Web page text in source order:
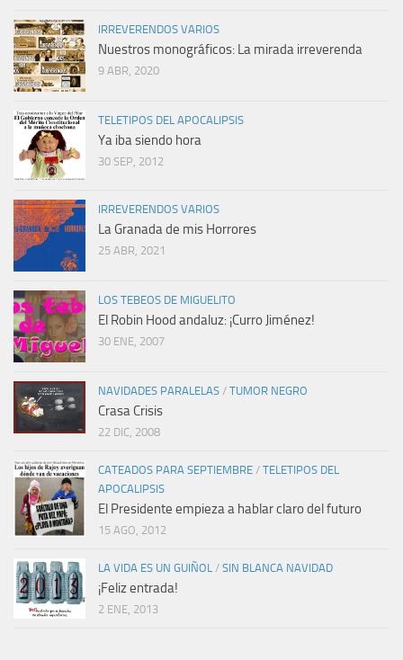
IRREVERENDOS VARIOS
Nuestros monográficos: La mirada irreverenda
9 ABR, 2020
TELETIPOS DEL APOCALIPSIS
Ya iba siendo hora
30 SEP, 2012
IRREVERENDOS VARIOS
La Granada de mis Horrores
25 ABR, 2021
LOS TEBEOS DE MIGUELITO
El Robin Hood andaluz: ¡Curro Jiménez!
30 ENE, 2007
NAVIDADES PARALELAS / TUMOR NEGRO
Crasa Crisis
22 DIC, 2008
CATEADOS PARA SEPTIEMBRE / TELETIPOS DEL
APOCALIPSIS
El Presidente empieza a hablar claro del futuro
15 AGO, 2012
LA VIDA ES UN GUIÑOL / SIN BLANCA NAVIDAD
¡Feliz entrada!
2 ENE, 2013